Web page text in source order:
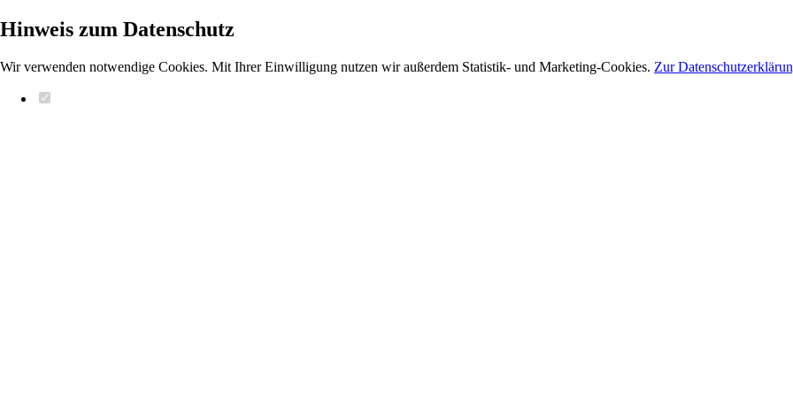
Hinweis zum Datenschutz
Wir verwenden notwendige Cookies. Mit Ihrer Einwilligung nutzen wir außerdem Statistik- und Marketing-Cookies. Zur